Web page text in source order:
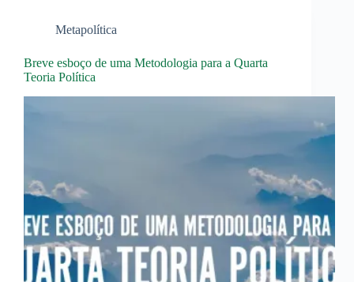
Metapolítica
Breve esboço de uma Metodologia para a Quarta
Teoria Política